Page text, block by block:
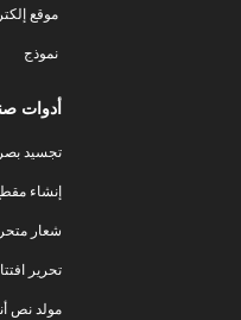
موقع
نموذج
أدوات
تجسيد
إنشاء
شعار
تحرير
مولد نص